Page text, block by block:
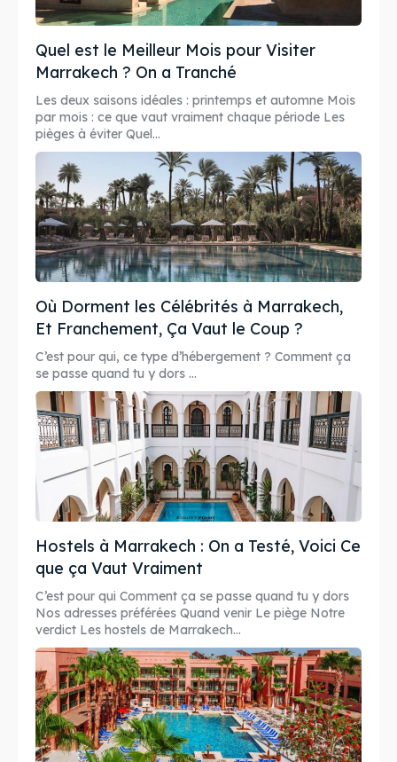
Quel est le Meilleur Mois pour Visiter
Marrakech ? On a Tranché
Les deux saisons idéales : printemps et automne Mois
par mois : ce que vaut vraiment chaque période Les
pièges à éviter Quel...
Où Dorment les Célébrités à Marrakech,
Et Franchement, Ça Vaut le Coup ?
C’est pour qui, ce type d’hébergement ? Comment ça
se passe quand tu y dors ...
Hostels à Marrakech : On a Testé, Voici Ce
que ça Vaut Vraiment
C’est pour qui Comment ça se passe quand tu y dors
Nos adresses préférées Quand venir Le piège Notre
verdict Les hostels de Marrakech...